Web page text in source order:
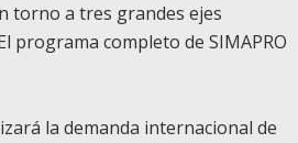
torno a tres grandes ejes
programa completo de SIMAPRO
la demanda internacional de